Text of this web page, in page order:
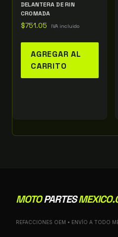
DELANTERA DE RIN
CROMADA
$751.05 IVA incluido
AGREGAR AL
CARRITO
MOTOPARTES
REFACCIONES OEM • ENVÍO A TODO